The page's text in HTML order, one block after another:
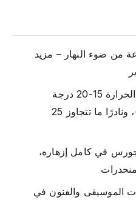
إلى 18 ساعة من ضوء النهار – مزيد
: متوسط درجات الحرارة 15-20 درجة
مئوية (59-68 درجة فهرنهايت)، ونادرًا ما تتجاوز 25
في كامل إزهاره،
الموسيقى والفنون في